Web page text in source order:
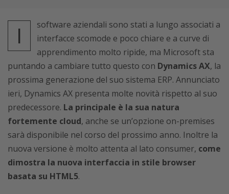
I
software aziendali sono stati a lungo associati a
interfacce scomode e poco chiare e a curve di
apprendimento molto ripide, ma Microsoft sta
puntando a cambiare tutto questo con Dynamics AX, la
prossima generazione del suo sistema ERP. Annunciato
ieri, Dynamics AX presenta molte novità rispetto al suo
predecessore. La principale è la sua natura
fortemente cloud, anche se un’opzione on-premises
sarà disponibile nel corso del prossimo anno. Inoltre la
nuova versione è molto attenta al lato consumer, come
dimostra la nuova interfaccia in stile browser
basata su HTML5.